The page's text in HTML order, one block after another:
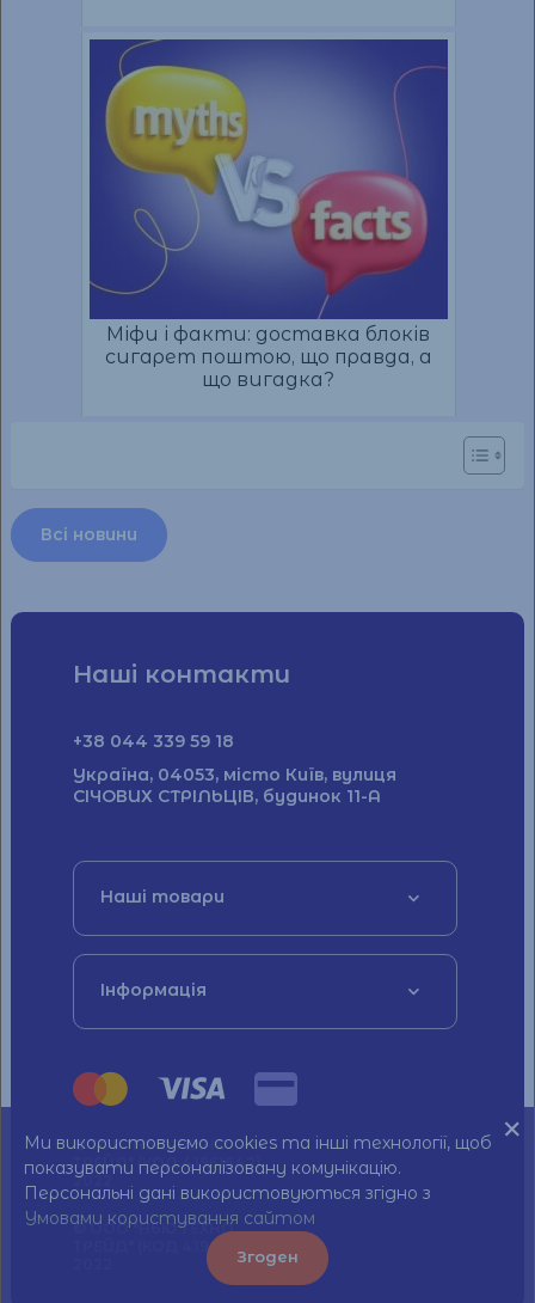
Міфи і факти: доставка блоків
сигарет поштою, що правда, а
що вигадка?
Всі новини
Ми використовуємо cookies та інші технології, щоб
показувати персоналізовану комунікацію.
Персональні дані використовуються згідно з
Умовами користування сайтом
Згоден
Наші контакти
+38 044 339 59 18
Україна, 04053, місто Київ, вулиця
СІЧОВИХ СТРІЛЬЦІВ, будинок 11-А
Наші товари
Інформація
© ТОВ "НЬЮ ТЕХНО
ТРЕЙД" (КОД 41961642)
2022
© ООО "НЬЮ ТЕХНО
ТРЕЙД" (КОД 41961642)